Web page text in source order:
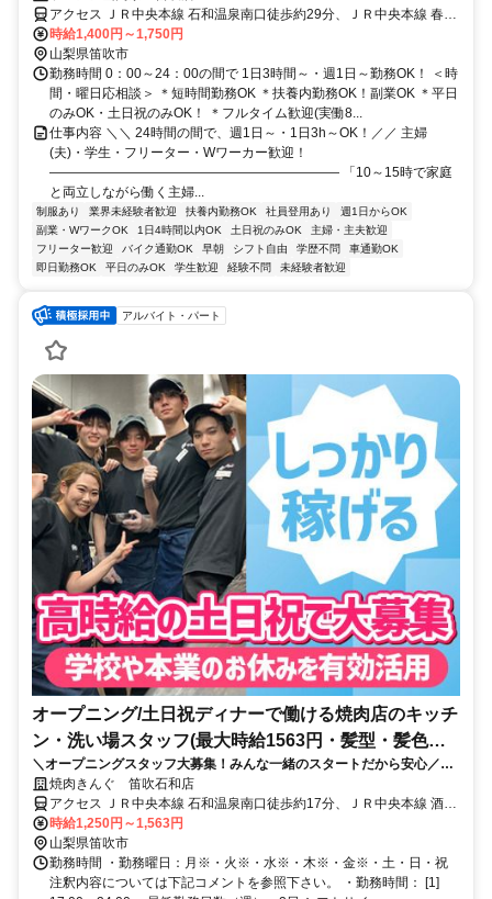
アクセス ＪＲ中央本線 石和温泉南口徒歩約29分、ＪＲ中央本線 春日
居町徒歩約58分 「石和温泉駅」より車で5分
時給1,400円～1,750円
山梨県笛吹市
勤務時間 0：00～24：00の間で 1日3時間～・週1日～勤務OK！ ＜時
間・曜日応相談＞ ＊短時間勤務OK ＊扶養内勤務OK！副業OK ＊平日
のみOK・土日祝のみOK！ ＊フルタイム歓迎(実働8...
仕事内容 ＼＼ 24時間の間で、週1日～・1日3h～OK！／／ 主婦
(夫)・学生・フリーター・Wワーカー歓迎！
―――――――――――――――――――――― 「10～15時で家庭
と両立しながら働く主婦...
制服あり 業界未経験者歓迎 扶養内勤務OK 社員登用あり
週1日からOK
副業・WワークOK
1日4時間以内OK 土日祝のみOK
主婦・主夫歓迎
フリーター歓迎
バイク通勤OK 早朝 シフト自由 学歴不問
車通勤OK
即日勤務OK
平日のみOK 学生歓迎 経験不問 未経験者歓迎
アルバイト・パート
オープニング/土日祝ディナーで働ける焼肉店のキッチ
ン・洗い場スタッフ(最大時給1563円・髪型・髪色自
由)
＼オープニングスタッフ大募集！みんな一緒のスタートだから安心／焼
肉きんぐが笛吹市に9月14日グランドオープン予定！土日祝ディナー限
定⇒最大時給1563円♪お休みを有効活用してしっかり稼ごう！週2日～学
校やWワークと両立しやすい◎髪色・髪型・ピアスOKだからオシャレを
楽しみながら働ける♪面接は履歴書不要！まずはお気軽にご応募ください
ね☆＜未経験＆初バイトも歓迎◎イチから丁寧に教えるので安心♪＞
焼肉きんぐ 笛吹石和店
アクセス ＪＲ中央本線 石和温泉南口徒歩約17分、ＪＲ中央本線 酒折
徒歩約50分、ＪＲ中央本線 春日居町徒歩約53分
時給1,250円～1,563円
山梨県笛吹市
勤務時間 ・勤務曜日：月※・火※・水※・木※・金※・土・日・祝
注釈内容については下記コメントを参照下さい。 ・勤務時間： [1]